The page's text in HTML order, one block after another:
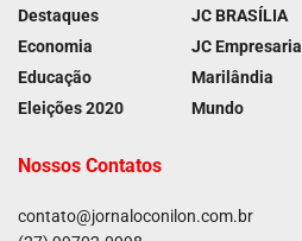
Destaques
Economia
Educação
Eleições 2020
JC BRASÍLIA
JC Empresarial
Marilândia
Mundo
Nossos Contatos
contato@jornaloconilon.com.br